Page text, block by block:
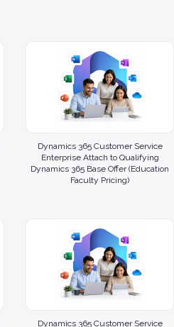
Dynamics 365 Customer Service
Enterprise Attach to Qualifying
Dynamics 365 Base Offer (Education
Faculty Pricing)
Dynamics 365 Customer Service